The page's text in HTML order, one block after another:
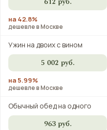
на 42.8%
дешевле в Москве
Ужин на двоих с вином
5 002 руб.
на 5.99%
дешевле в Москве
Обычный обед на одного
963 руб.